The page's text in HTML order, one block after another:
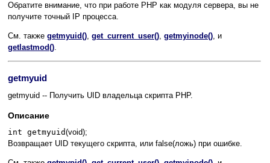
Обратите внимание, что при работе PHP как модуля сервера, вы не
получите точный IP процесса.
См. также getmyuid(), get_current_user(), getmyinode(), и
getlastmod().
getmyuid
getmyuid -- Получить UID владельца скрипта PHP.
Описание
int getmyuid(void);
Возвращает UID текущего скрипта, или false(ложь) при ошибке.